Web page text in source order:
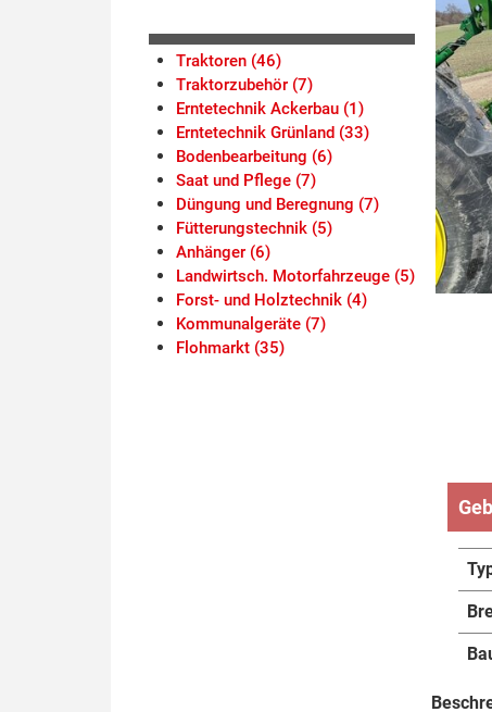
Traktoren (46)
Traktorzubehör (7)
Erntetechnik Ackerbau (1)
Erntetechnik Grünland (33)
Bodenbearbeitung (6)
Saat und Pflege (7)
Düngung und Beregnung (7)
Fütterungstechnik (5)
Anhänger (6)
Landwirtsch. Motorfahrzeuge (5)
Forst- und Holztechnik (4)
Kommunalgeräte (7)
Flohmarkt (35)